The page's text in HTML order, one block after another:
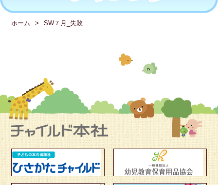
ホーム SW７月_失敗